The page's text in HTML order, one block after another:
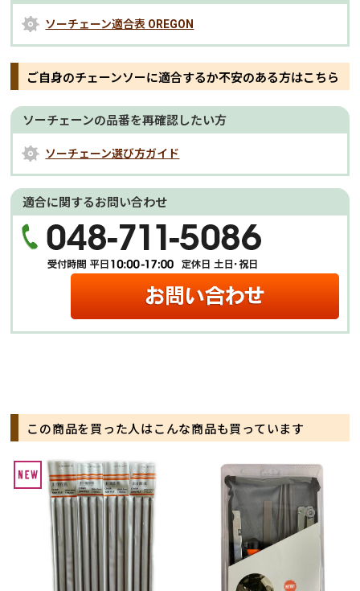
ソーチェーン適合表 OREGON
ご自身のチェーンソーに適合するか不安のある方はこちら
ソーチェーンの品番を再確認したい方
ソーチェーン選び方ガイド
適合に関するお問い合わせ
この商品を買った人はこんな商品も買っています